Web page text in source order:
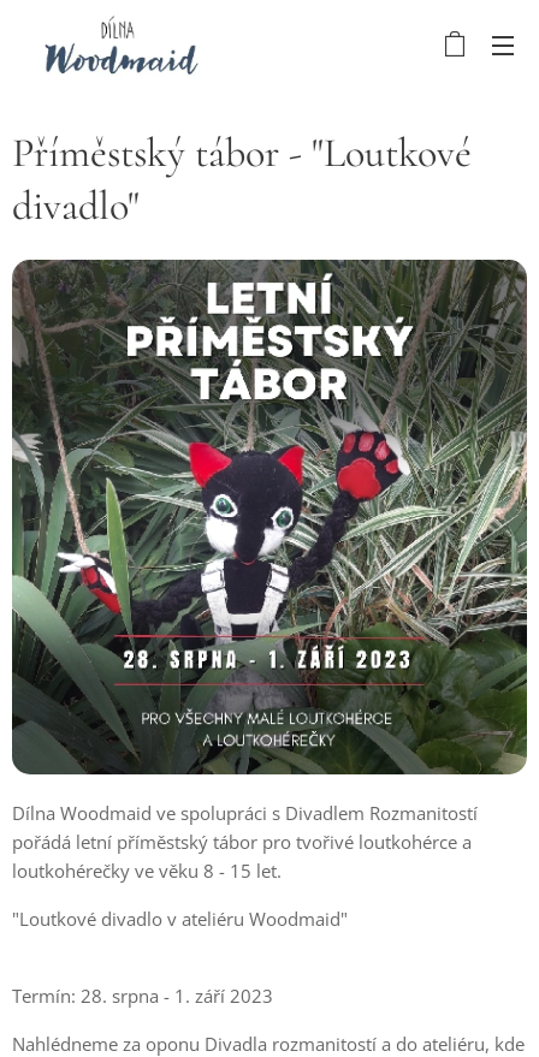
Příměstský tábor - "Loutkové
divadlo"
Dílna Woodmaid ve spolupráci s Divadlem Rozmanitostí
pořádá letní příměstský tábor pro tvořivé loutkohérce a
loutkohérečky ve věku 8 - 15 let.
"Loutkové divadlo v ateliéru Woodmaid"
Termín: 28. srpna - 1. září 2023
Nahlédneme za oponu Divadla rozmanitostí a do ateliéru, kde